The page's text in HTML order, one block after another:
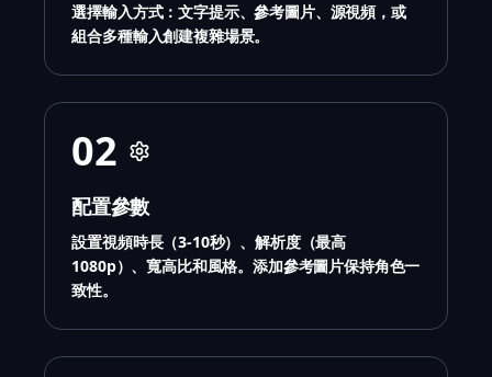
選擇輸入方式：文字提示、參考圖片、源視頻，或
組合多種輸入創建複雜場景。
02
配置參數
設置視頻時長（3-10秒）、解析度（最高
1080p）、寬高比和風格。添加參考圖片保持角色一
致性。